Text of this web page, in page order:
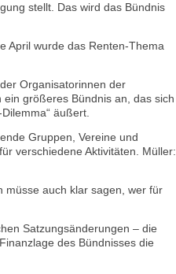
stellt. Das wird das Bündnis
April wurde das Renten-Thema
Organisatorinnen der
größeres Bündnis an, das sich
äußert.
Gruppen, Vereine und
verschiedene Aktivitäten. Müller:
müsse auch klar sagen, wer für
Satzungsänderungen – die
des Bündnisses die